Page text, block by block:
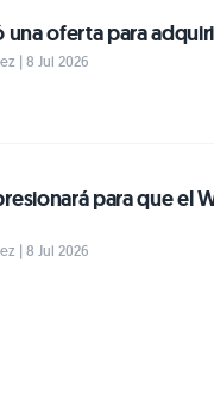
una oferta para
| 8 Jul 2026
para que el
| 8 Jul 2026